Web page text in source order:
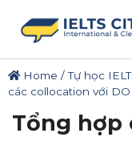
Home /Tự học
các collocation với
Tổng hợp